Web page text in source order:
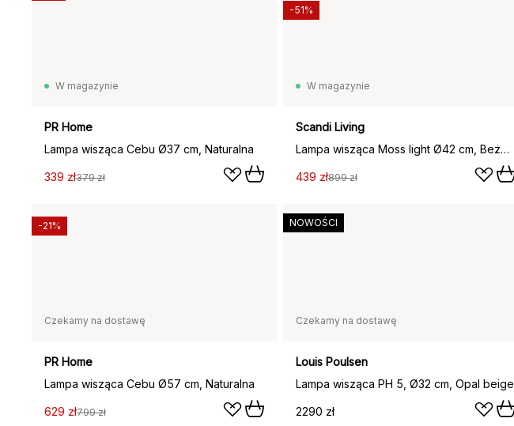
W magazynie
PR Home
Lampa wisząca Cebu Ø37 cm, Naturalna
339 zł379 zł
W magazynie
Scandi Living
Lampa wisząca Moss light Ø42 cm, Beżowa
439 zł899 zł
-51%
Czekamy na dostawę
PR Home
Lampa wisząca Cebu Ø57 cm, Naturalna
629 zł799 zł
-21%
Czekamy na dostawę
Louis Poulsen
Lampa wisząca PH 5, Ø32 cm, Opal beige
2290 zł
NOWOŚCI